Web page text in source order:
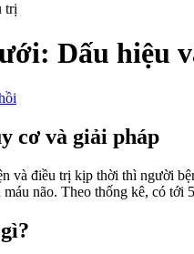
trị
Dấu hiệu
cơ và giải pháp
và điều trị kịp thời thì người
não. Theo thống kê, có